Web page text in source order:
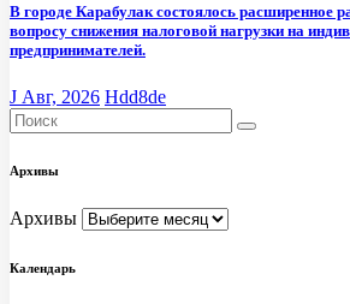
В городе Карабулак состоялось расширенное
вопросу снижения налоговой нагрузки на
предпринимателей.
J Авг, 2026 Hdd8de
Архивы
Архивы
Календарь